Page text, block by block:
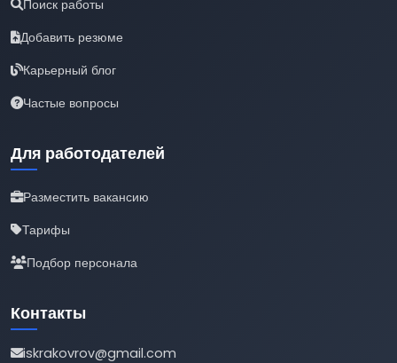
Поиск работы
Добавить резюме
Карьерный блог
Частые вопросы
Для работодателей
Разместить вакансию
Тарифы
Подбор персонала
Контакты
iskrakovrov@gmail.com